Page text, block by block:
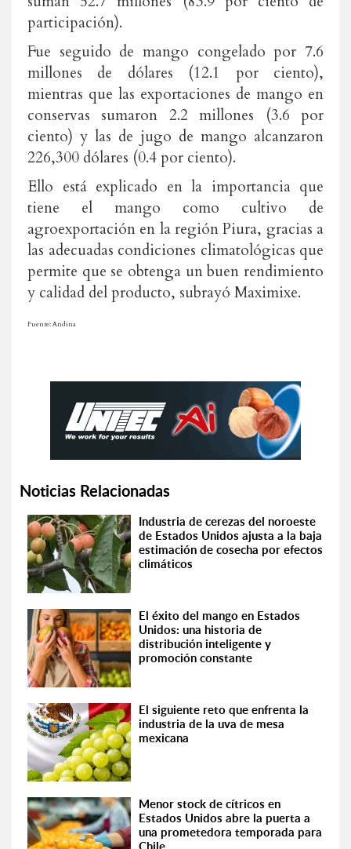
participación).
Fue seguido de mango congelado por 7.6
millones de dólares (12.1 por ciento),
mientras que las exportaciones de mango en
conservas sumaron 2.2 millones (3.6 por
ciento) y las de jugo de mango alcanzaron
226,300 dólares (0.4 por ciento).
Ello está explicado en la importancia que
tiene el mango como cultivo de
agroexportación en la región Piura, gracias a
las adecuadas condiciones climatológicas que
permite que se obtenga un buen rendimiento
y calidad del producto, subrayó Maximixe.
Fuente: Andina
Noticias Relacionadas
Industria de cerezas del noroeste
de Estados Unidos ajusta a la baja
estimación de cosecha por efectos
climáticos
El éxito del mango en Estados
Unidos: una historia de
distribución inteligente y
promoción constante
El siguiente reto que enfrenta la
industria de la uva de mesa
mexicana
Menor stock de cítricos en
Estados Unidos abre la puerta a
una prometedora temporada para